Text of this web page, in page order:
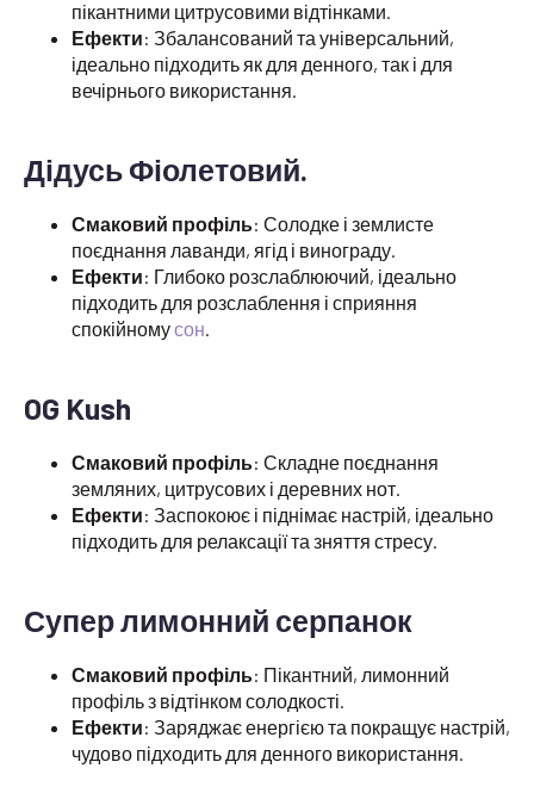
пікантними цитрусовими відтінками.
Ефекти: Збалансований та універсальний,
ідеально підходить як для денного, так і для
вечірнього використання.
Дідусь Фіолетовий.
Смаковий профіль: Солодке і землисте
поєднання лаванди, ягід і винограду.
Ефекти: Глибоко розслаблюючий, ідеально
підходить для розслаблення і сприяння
спокійномусон.
OG Kush
Смаковий профіль: Складне поєднання
земляних, цитрусових і деревних нот.
Ефекти: Заспокоює і піднімає настрій, ідеально
підходить для релаксації та зняття стресу.
Супер лимонний серпанок
Смаковий профіль: Пікантний, лимонний
профіль з відтінком солодкості.
Ефекти: Заряджає енергією та покращує настрій,
чудово підходить для денного використання.